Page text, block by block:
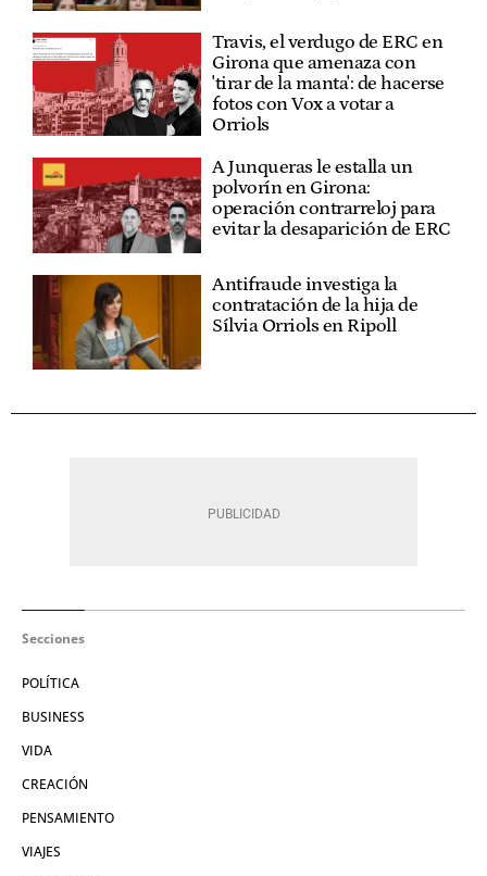
Travis, el verdugo de ERC en
Girona que amenaza con
'tirar de la manta': de hacerse
fotos con Vox a votar a
Orriols
A Junqueras le estalla un
polvorín en Girona:
operación contrarreloj para
evitar la desaparición de ERC
Antifraude investiga la
contratación de la hija de
Sílvia Orriols en Ripoll
Secciones
POLÍTICA
BUSINESS
VIDA
CREACIÓN
PENSAMIENTO
VIAJES